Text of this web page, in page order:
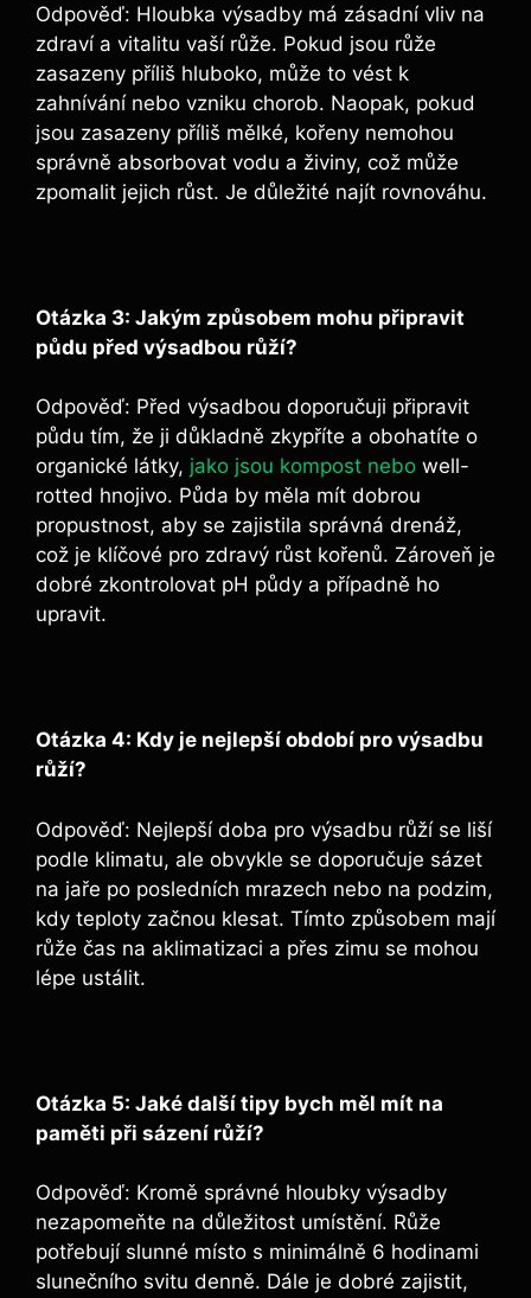
Odpověď: Hloubka výsadby má zásadní‍ vliv⁢ na
zdraví ​a vitalitu vaší růže. Pokud⁢ jsou růže
zasazeny příliš hluboko, může to vést k
zahnívání ‌nebo vzniku chorob. Naopak, pokud
jsou ⁢zasazeny příliš mělké, kořeny nemohou
správně absorbovat vodu a živiny, ‌což může⁤
zpomalit jejich⁤ růst.‌ Je důležité najít rovnováhu.
Otázka 3: Jakým​ způsobem‌ mohu ⁤připravit
půdu před výsadbou růží?
Odpověď: Před⁣ výsadbou doporučuji připravit‌
půdu tím, že ji‌ důkladně​ zkypříte⁣ a obohatíte ⁢o
organické látky,⁤ jako jsou kompost nebo well-
rotted‍ hnojivo. ‍Půda​ by měla mít dobrou
propustnost, aby se ‌zajistila správná drenáž,⁣
což je klíčové pro zdravý růst kořenů.‌ Zároveň je
dobré zkontrolovat pH⁢ půdy‍ a případně ⁤ho
upravit.
Otázka 4: Kdy je nejlepší ⁢období pro výsadbu
⁢růží?
Odpověď: Nejlepší doba pro výsadbu růží se ⁣liší⁢
podle klimatu,‍ ale obvykle se doporučuje sázet
na jaře po posledních mrazech nebo‌ na podzim,
kdy teploty začnou klesat. Tímto způsobem ⁢mají⁤
růže čas ⁣na aklimatizaci a ‍přes zimu ⁤se‌ mohou
lépe​ ustálit.
Otázka⁢ 5:⁣ Jaké další tipy bych měl mít ⁢na
paměti při sázení růží?
Odpověď: Kromě správné ‍hloubky výsadby
nezapomeňte na⁣ důležitost umístění. Růže
potřebují slunné místo ⁣s minimálně 6​ hodinami
⁢slunečního svitu denně. Dále je dobré zajistit,